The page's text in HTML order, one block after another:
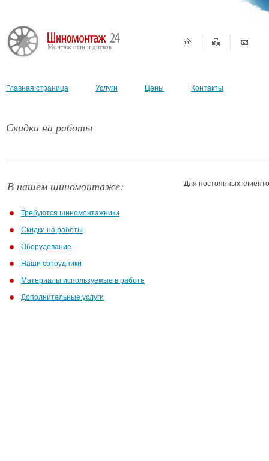
Монтаж шин и дисков
Главная страница Услуги Цены Контакты
Скидки на работы
В нашем шиномонтаже:
Требуются шиномонтажники
Скидки на работы
Оборудование
Наши сотрудники
Материалы используемые в работе
Дополнительные услуги
Для постоянных